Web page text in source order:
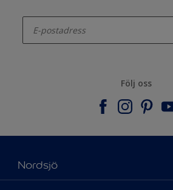
Följ oss
Nordsjö